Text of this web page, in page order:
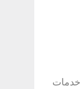
4.5 مليارات شخص على خدمات